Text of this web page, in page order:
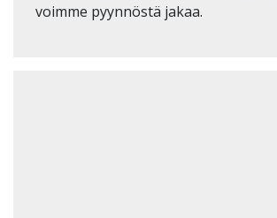
voimme pyynnöstä jakaa.